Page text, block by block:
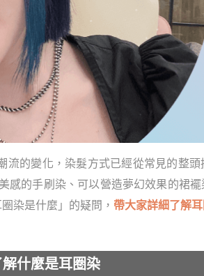
流的變化，染髮方式已經從常見的整
感的手刷染、可以營造夢幻效果的裙
染是什麼」的疑問， 帶大家詳細了解
什麼是耳圈染